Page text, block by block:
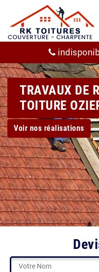
TRAVAUX DE
TOITURE
Voir nos réalisations